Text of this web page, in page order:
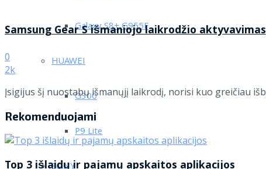
Galaxy S8+ G955F
HUAWEI
G300
P9 Lite
Samsung Gear S išmaniojo laikrodžio aktyvavimas
0
2k
Įsigijus šį nuostabų išmanųjį laikrodį, norisi kuo greičiau
Rekomenduojami